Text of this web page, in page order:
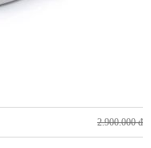
2.900.000 đ